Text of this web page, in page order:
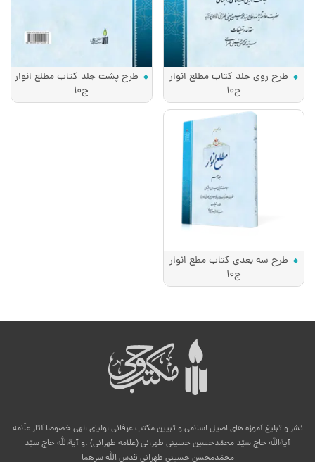
طرح روی جلد کتاب مطلع انوار
ج10
طرح پشت جلد کتاب مطلع انوار
ج10
طرح سه بعدی کتاب مطع انوار
ج10
نشر و تبلیغ آموزه های اصیل اسلامی و تبیین مکتب عرفانی اولیای الهی خصوصا آثار علّامه
آیةالله حاج سیّد محمّدحسین حسینی طهرانی (علامه طهرانی) .و آیةالله حاج سیّد
محمّدمحسن حسینی طهرانی قدس الله سرهما